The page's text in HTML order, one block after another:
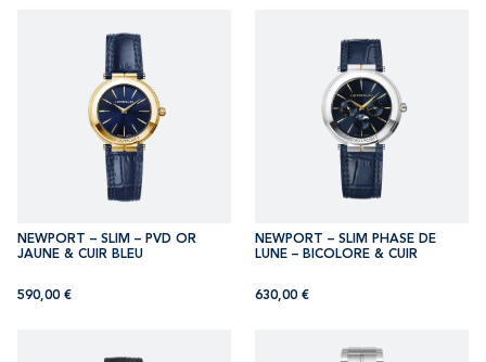
NEWPORT – SLIM – PVD OR
JAUNE & CUIR BLEU
590,00 €
NEWPORT – SLIM PHASE DE
LUNE – BICOLORE & CUIR
630,00 €